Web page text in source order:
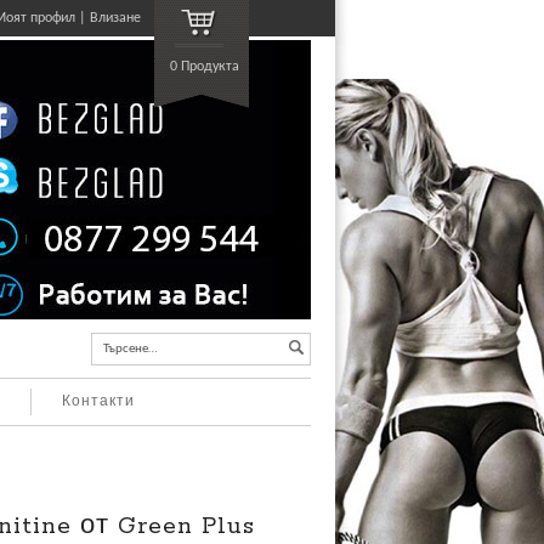
профил Влизане
0 Продукта
Търсене…
Контакти
от Green Plus